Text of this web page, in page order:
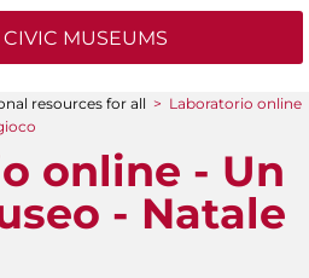
CIVIC MUSEUMS
resources for all > Laboratorio online
online - Un
- Natale